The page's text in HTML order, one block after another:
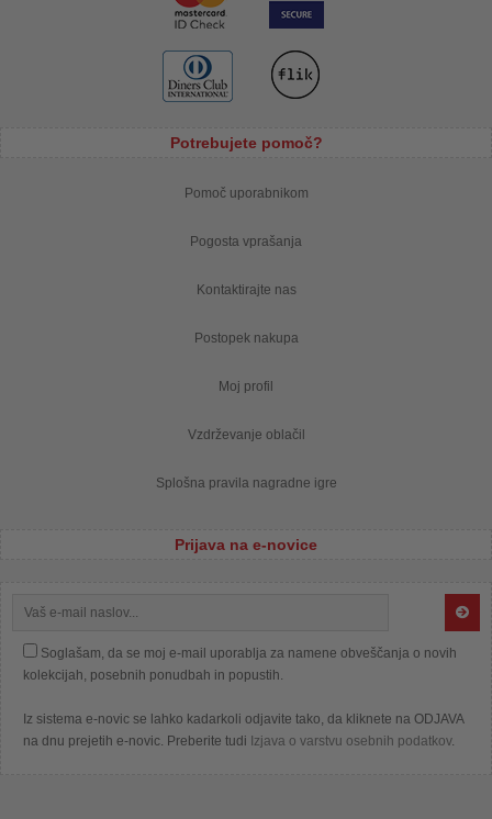
Potrebujete pomoč?
Pomoč uporabnikom
Pogosta vprašanja
Kontaktirajte nas
Postopek nakupa
Moj profil
Vzdrževanje oblačil
Splošna pravila nagradne igre
Prijava na e-novice
Soglašam, da se moj e-mail uporablja za namene obveščanja o novih
kolekcijah, posebnih ponudbah in popustih.
Iz sistema e-novic se lahko kadarkoli odjavite tako, da kliknete na ODJAVA
na dnu prejetih e-novic. Preberite tudi Izjava o varstvu osebnih podatkov.